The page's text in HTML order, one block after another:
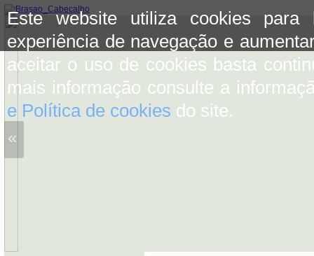
Este website utiliza cookies para
experiência de navegação e
aceitar o uso de cookies basta
mais informação consulte a
e Política de cookies do site.
«